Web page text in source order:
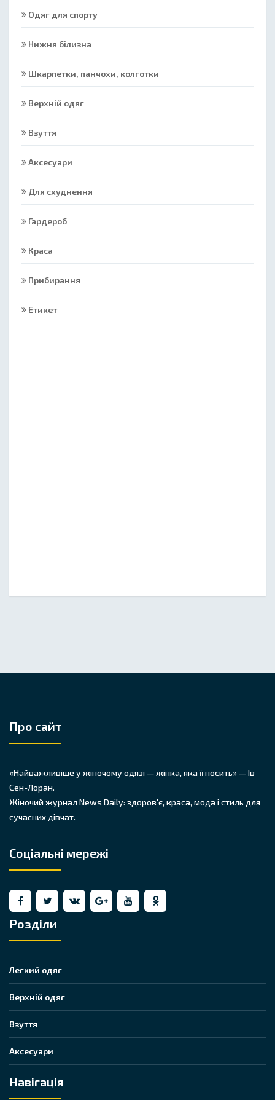
Одяг для спорту
Нижня білизна
Шкарпетки, панчохи, колготки
Верхній одяг
Взуття
Аксесуари
Для схуднення
Гардероб
Краса
Прибирання
Етикет
Про сайт
«Найважливіше у жіночому одязі — жінка, яка її носить» — Ів
Сен-Лоран.
Жіночий журнал News Daily: здоров'є, краса, мода і стиль для
сучасних дівчат.
Соціальні мережі
Розділи
Легкий одяг
Верхній одяг
Взуття
Аксесуари
Навігація